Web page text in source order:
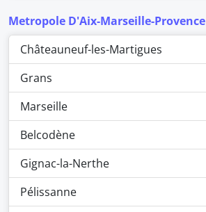
Metropole D'Aix-Marseille-Provence
Châteauneuf-les-Martigues
Grans
Marseille
Belcodène
Gignac-la-Nerthe
Pélissanne